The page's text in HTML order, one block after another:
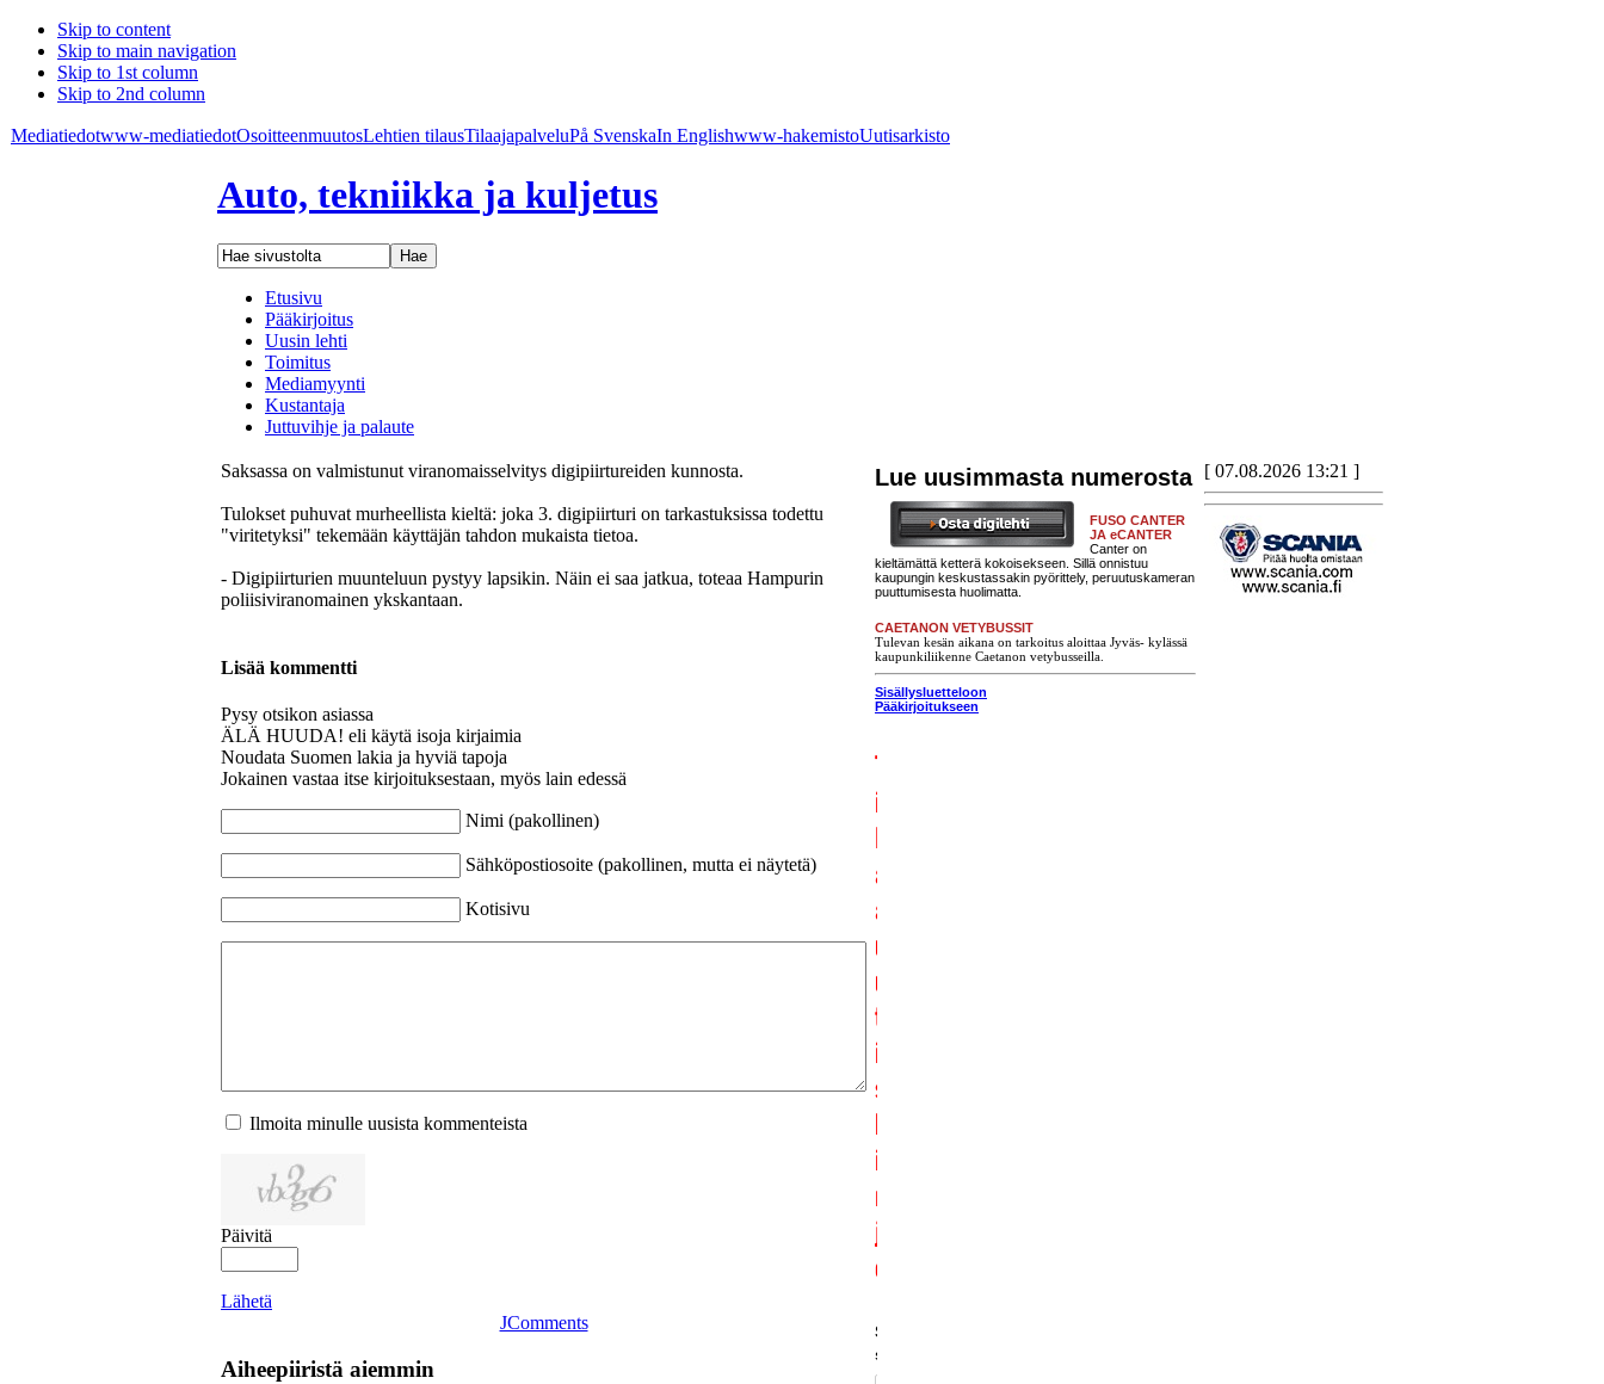
Skip to content
Skip to main navigation
Skip to 1st column
Skip to 2nd column
Mediatiedotwww-mediatiedotOsoitteenmuutosLehtien tilausTilaajapalveluPå SvenskaIn Englishwww-hakemistoUutisarkisto
Auto, tekniikka ja kuljetus
Etusivu
Pääkirjoitus
Uusin lehti
Toimitus
Mediamyynti
Kustantaja
Juttuvihje ja palaute
Saksassa on valmistunut viranomaisselvitys digipiirtureiden kunnosta.
Tulokset puhuvat murheellista kieltä: joka 3. digipiirturi on tarkastuksissa todettu
"viritetyksi" tekemään käyttäjän tahdon mukaista tietoa.
- Digipiirturien muunteluun pystyy lapsikin. Näin ei saa jatkua, toteaa Hampurin
poliisiviranomainen ykskantaan.
Lisää kommentti
Pysy otsikon asiassa
ÄLÄ HUUDA! eli käytä isoja kirjaimia
Noudata Suomen lakia ja hyviä tapoja
Jokainen vastaa itse kirjoituksestaan, myös lain edessä
Nimi (pakollinen)
Sähköpostiosoite (pakollinen, mutta ei näytetä)
Kotisivu
Ilmoita minulle uusista kommenteista
Päivitä
Lähetä
JComments
Aiheepiiristä aiemmin
Lue uusimmasta numerosta
FUSO CANTER
JA eCANTER
Canter on
kieltämättä ketterä kokoisekseen. Sillä onnistuu
kaupungin keskustassakin pyörittely, peruutuskameran
puuttumisesta huolimatta.
CAETANON VETYBUSSIT
Tulevan kesän aikana on tarkoitus aloittaa Jyväs- kylässä
kaupunkiliikenne Caetanon vetybusseilla.
Sisällysluetteloon
Pääkirjoitukseen
[ 07.08.2026 13:21 ]